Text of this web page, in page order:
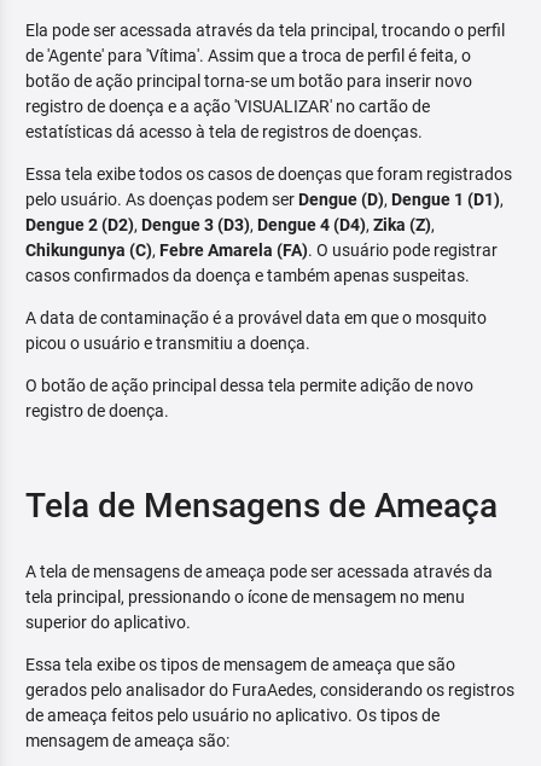
Ela pode ser acessada através da tela principal, trocando o perfil
de 'Agente' para 'Vítima'. Assim que a troca de perfil é feita, o
botão de ação principal torna-se um botão para inserir novo
registro de doença e a ação 'VISUALIZAR' no cartão de
estatísticas dá acesso à tela de registros de doenças.
Essa tela exibe todos os casos de doenças que foram registrados
pelo usuário. As doenças podem serDengue (D), Dengue 1 (D1),
Dengue 2 (D2), Dengue 3 (D3), Dengue 4 (D4), Zika (Z),
Chikungunya (C), Febre Amarela (FA). O usuário pode registrar
casos confirmados da doença e também apenas suspeitas.
A data de contaminação é a provável data em que o mosquito
picou o usuário e transmitiu a doença.
O botão de ação principal dessa tela permite adição de novo
registro de doença.
Tela de Mensagens de Ameaça
A tela de mensagens de ameaça pode ser acessada através da
tela principal, pressionando o ícone de mensagem no menu
superior do aplicativo.
Essa tela exibe os tipos de mensagem de ameaça que são
gerados pelo analisador do FuraAedes, considerando os registros
de ameaça feitos pelo usuário no aplicativo. Os tipos de
mensagem de ameaça são: